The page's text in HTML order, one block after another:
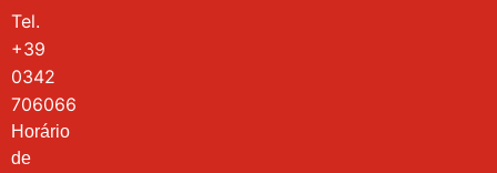
Tel.
+39
0342
706066
Horário
de